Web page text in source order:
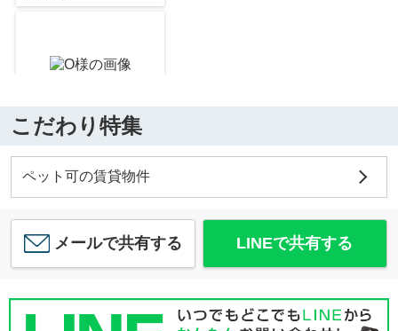
コーポりら
円 / 2DK
馬場優太
こだわり特集
ペット可の賃貸物件
メールで共有する LINEで共有する